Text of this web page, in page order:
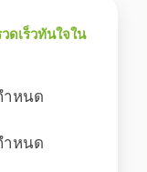
เร็วทันใจใน
ำหนด
ำหนด